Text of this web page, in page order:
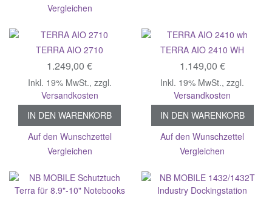
Vergleichen
TERRA AIO 2710
1.249,00 €
Inkl. 19% MwSt., zzgl.
Versandkosten
IN DEN WARENKORB
Auf den Wunschzettel
Vergleichen
TERRA AIO 2410 WH
1.149,00 €
Inkl. 19% MwSt.,zzgl.
Versandkosten
IN DEN WARENKORB
Auf den Wunschzettel
Vergleichen